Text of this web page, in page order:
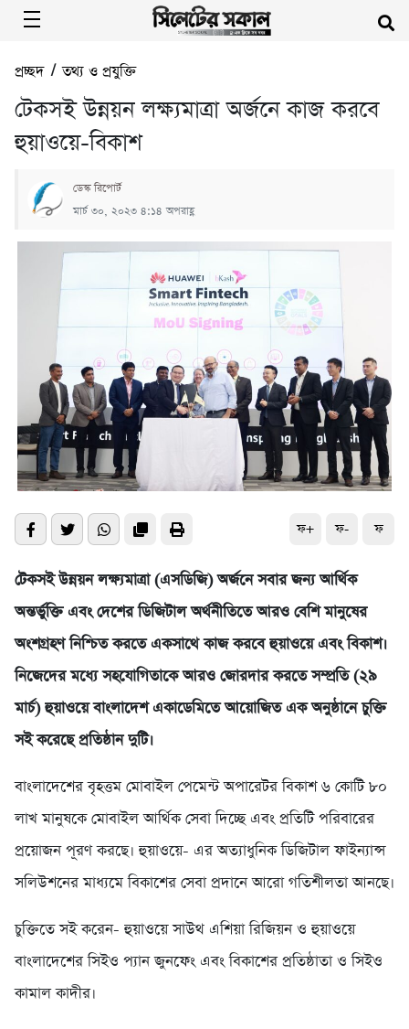
প্রচ্ছদ/তথ্য ও প্রযুক্তি
টেকসই উন্নয়ন লক্ষ্যমাত্রা অর্জনে কাজ করবে
হুয়াওয়ে-বিকাশ
ডেস্ক রিপোর্ট
মার্চ ৩০, ২০২৩ ৪:১৪ অপরাহ্ণ
ফ+ ফ- ফ
টেকসই উন্নয়ন লক্ষ্যমাত্রা (এসডিজি) অর্জনে সবার জন্য আর্থিক
অন্তর্ভুক্তি এবং দেশের ডিজিটাল অর্থনীতিতে আরও বেশি মানুষের
অংশগ্রহণ নিশ্চিত করতে একসাথে কাজ করবে হুয়াওয়ে এবং বিকাশ।
নিজেদের মধ্যে সহযোগিতাকে আরও জোরদার করতে সম্প্রতি (২৯
মার্চ) হুয়াওয়ে বাংলাদেশ একাডেমিতে আয়োজিত এক অনুষ্ঠানে চুক্তি
সই করেছে প্রতিষ্ঠান দুটি।
বাংলাদেশের বৃহত্তম মোবাইল পেমেন্ট অপারেটর বিকাশ ৬ কোটি ৮০
লাখ মানুষকে মোবাইল আর্থিক সেবা দিচ্ছে এবং প্রতিটি পরিবারের
প্রয়োজন পূরণ করছে। হুয়াওয়ে- এর অত্যাধুনিক ডিজিটাল ফাইন্যান্স
সলিউশনের মাধ্যমে বিকাশের সেবা প্রদানে আরো গতিশীলতা আনছে।
চুক্তিতে সই করেন- হুয়াওয়ে সাউথ এশিয়া রিজিয়ন ও হুয়াওয়ে
বাংলাদেশের সিইও প্যান জুনফেং এবং বিকাশের প্রতিষ্ঠাতা ও সিইও
কামাল কাদীর।